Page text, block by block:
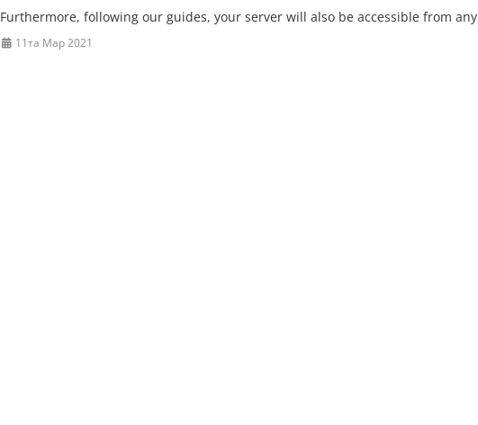
Furthermore, following our guides, your server will also be accessible from any
11та Мар 2021